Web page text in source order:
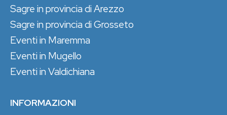
Sagre in provincia di Arezzo
Sagre in provincia di Grosseto
Eventi in Maremma
Eventi in Mugello
Eventi in Valdichiana
INFORMAZIONI